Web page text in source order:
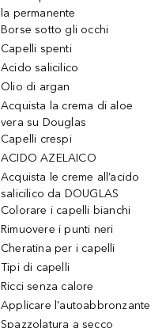
la permanente
Borse sotto gli occhi
Capelli spenti
Acido salicilico
Olio di argan
Acquista la crema di aloe
vera su Douglas
Capelli crespi
ACIDO AZELAICO
Acquista le creme all’acido
salicilico da DOUGLAS
Colorare i capelli bianchi
Rimuovere i punti neri
Cheratina per i capelli
Tipi di capelli
Ricci senza calore
Applicare l'autoabbronzante
Spazzolatura a secco